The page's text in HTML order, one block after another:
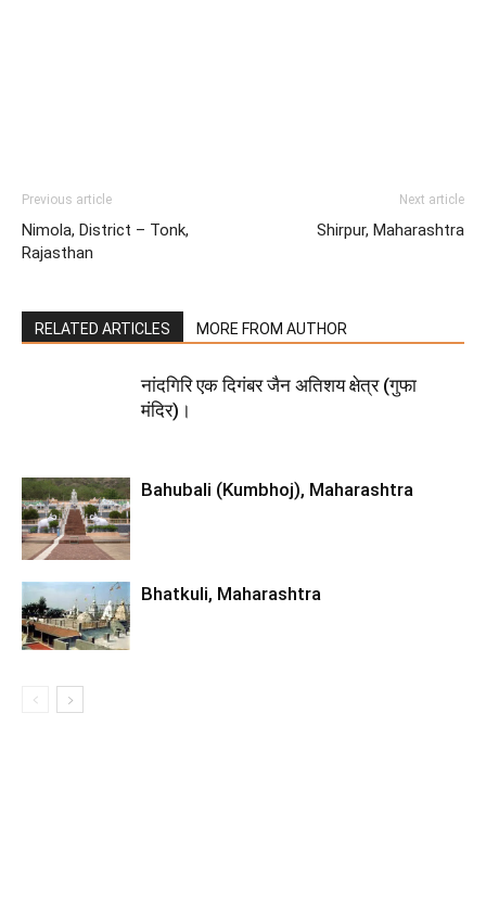
Previous article
Nimola, District – Tonk,
Rajasthan
Next article
Shirpur, Maharashtra
RELATED ARTICLES MORE FROM AUTHOR
नांदगिरि एक दिगंबर जैन अतिशय क्षेत्र (गुफा
मंदिर)।
Bahubali (Kumbhoj), Maharashtra
Bhatkuli, Maharashtra